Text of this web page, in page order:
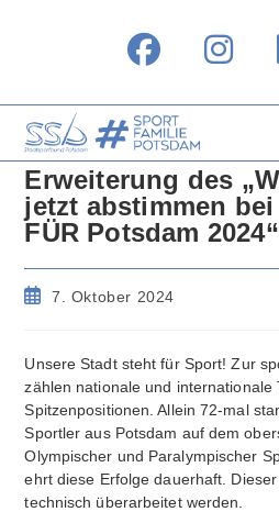
Erweiterung des
jetzt abstimmen bei
FÜR Potsdam
Beitrag7. Oktober 2024
Unsere Stadt steht für Sport! Zur
zählen nationale und internationale
Spitzenpositionen. Allein 72-mal
Sportler aus Potsdam auf dem
Olympischer und Paralympischer
ehrt diese Erfolge dauerhaft.
technisch überarbeitet werden.